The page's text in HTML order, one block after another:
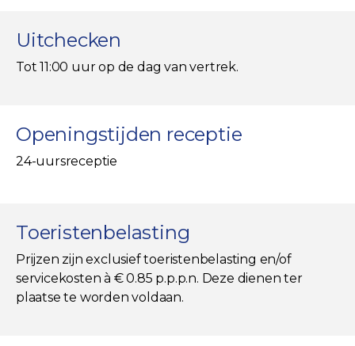
Uitchecken
Tot 11:00 uur op de dag van vertrek.
Openingstijden receptie
24-uursreceptie
Toeristenbelasting
Prijzen zijn exclusief toeristenbelasting en/of
servicekosten à € 0.85 p.p.p.n. Deze dienen ter
plaatse te worden voldaan.